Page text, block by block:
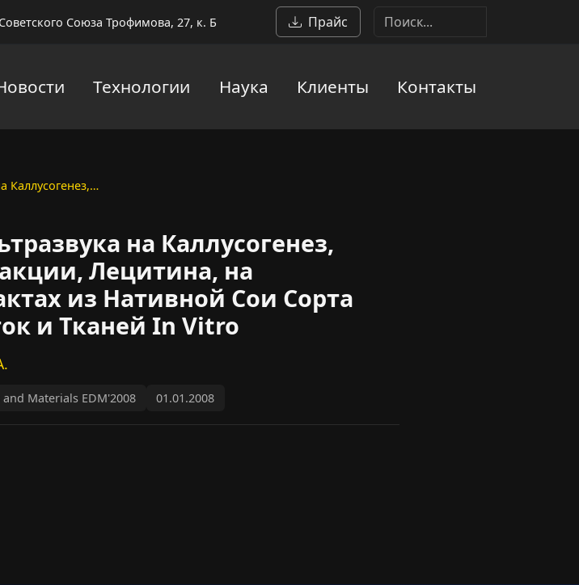
Союза Трофимова, 27, к. Б Прайс
Технологии Наука Клиенты Контакты
Каллусогенез,…
на Каллусогенез,
Лецитина, на
из Нативной Сои Сорта
и Тканей In Vitro
Materials EDM'2008 01.01.2008